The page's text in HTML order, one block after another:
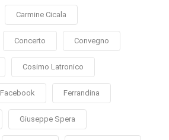
Carmine Cicala
Concerto Convegno
Cosimo Latronico
Facebook Ferrandina
Giuseppe Spera